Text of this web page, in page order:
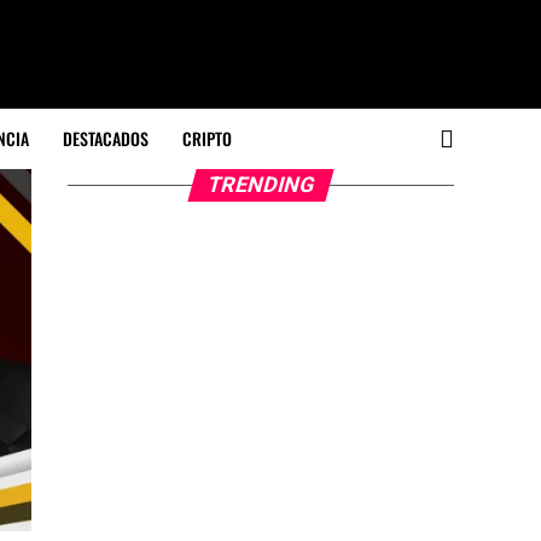
DESTACADOS CRIPTO
TRENDING